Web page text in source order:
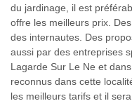
du jardinage, il est
offre les meilleurs prix.
des internautes. Des
aussi par des entreprises
Lagarde Sur Le Ne et
reconnus dans cette
les meilleurs tarifs et il